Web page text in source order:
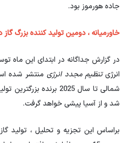
جاده هورموز بود.
خاورمیانه ، دومین تولید کننده بزرگ
در گزارش جداگانه در ابتدای این ماه
انرژیتنظیم مجدد انرژی منتشر شده
شمالی تا سال 2025 برنده
شد و از آسیا پیشی خواهد گرفت.